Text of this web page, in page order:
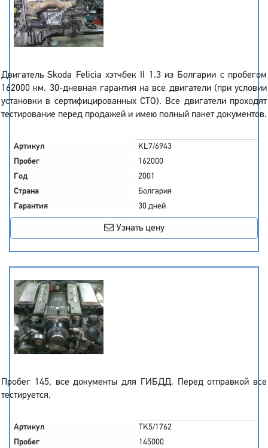
Двигатель Skoda Felicia хэтчбек II 1.3 из Болгарии с пробегом
162000 км. 30-дневная гарантия на все двигатели (при условии
установки в сертифицированных СТО). Все двигатели проходят
тестирование перед продажей и имею полный пакет документов.
Артикул
KL7/6943
Пробег
162000
Год
2001
Страна
Болгария
Гарантия
30 дней
Узнать цену
Пробег 145, все документы для ГИБДД. Перед отправкой все
тестируется.
Артикул
TK5/1762
Пробег
145000